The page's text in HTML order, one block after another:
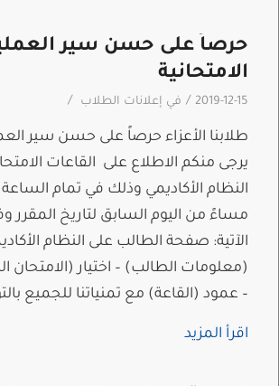
حرصاً على حسن سير
الامتحانية
2019-12-15
/ في إعلانات الطلاب /
طلابنا الأعزاء حرصاً على حسن سير
يرجى منكم الاطلاع على القاعات
النظام الأكاديمي وذلك في تمام
مساءً من اليوم السابق لتاريخ المقرر
الآتية: صفحة الطالب على النظام
(معلومات الطالب) – اختيار (الامتحان
– عمود (القاعة) مع تمنياتنا للجميع
اقرأ المزيد